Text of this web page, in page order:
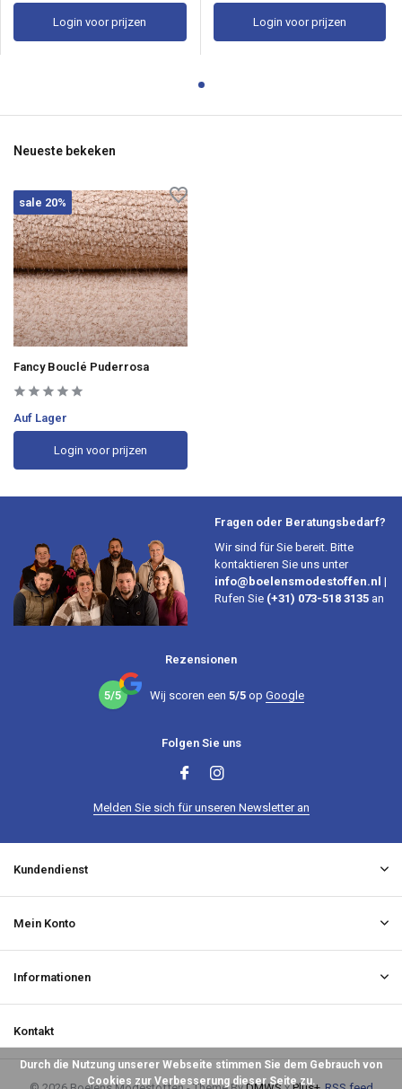
Login voor prijzen Login voor prijzen
Neueste bekeken
sale 20%
Fancy Bouclé Puderrosa
Auf Lager
Login voor prijzen
Fragen oder Beratungsbedarf?
Wir sind für Sie bereit. Bitte
kontaktieren Sie uns unter
info@boelensmodestoffen.nl |
Rufen Sie (+31) 073-518 3135 an
Rezensionen
5/5 Wij scoren een 5/5op Google
Folgen Sie uns
Melden Sie sich für unseren Newsletter an
Kundendienst
Mein Konto
Informationen
Kontakt
Durch die Nutzung unserer Webseite stimmen Sie dem Gebrauch von
Cookies zur Verbesserung dieser Seite zu.